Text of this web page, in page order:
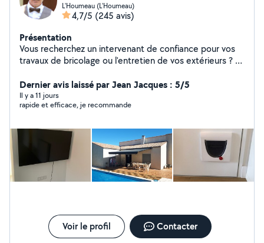
L'Houmeau (L'Houmeau)
4,7/5 (245 avis)
Présentation
Vous recherchez un intervenant de confiance pour vos
travaux de bricolage ou l'entretien de vos extérieurs ? Je
attention particulière portée aux détails et à la qualité
du travail. Que ce soit pour gagner du temps ou
bénéficier d'un savoir-faire fiable, j'interviens avec
solide et de compétences polyvalentes, je m'engage à
vous fournir un résultat à la hauteur de vos attentes.
N'hésitez pas à me contacter pour échanger sur votre
besoin.
Dernier avis laissé par Jean Jacques : 5/5
Il y a 11 jours
rapide et efficace, je recommande
Voir le profil Contacter